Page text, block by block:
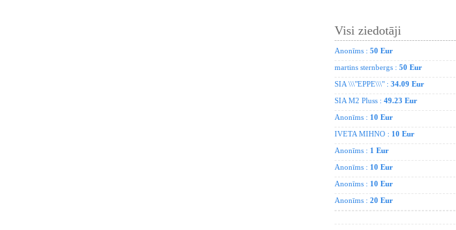
Visi ziedotāji
Anonīms : 50 Eur
martins sternbergs : 50 Eur
SIA \\\"EPPE\\\" : 34.09 Eur
SIA M2 Pluss : 49.23 Eur
Anonīms : 10 Eur
IVETA MIHNO : 10 Eur
Anonīms : 1 Eur
Anonīms : 10 Eur
Anonīms : 10 Eur
Anonīms : 20 Eur